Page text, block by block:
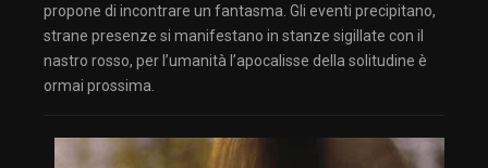
propone di incontrare un fantasma. Gli eventi precipitano,
strane presenze si manifestano in stanze sigillate con il
nastro rosso, per l’umanità l’apocalisse della solitudine è
ormai prossima.